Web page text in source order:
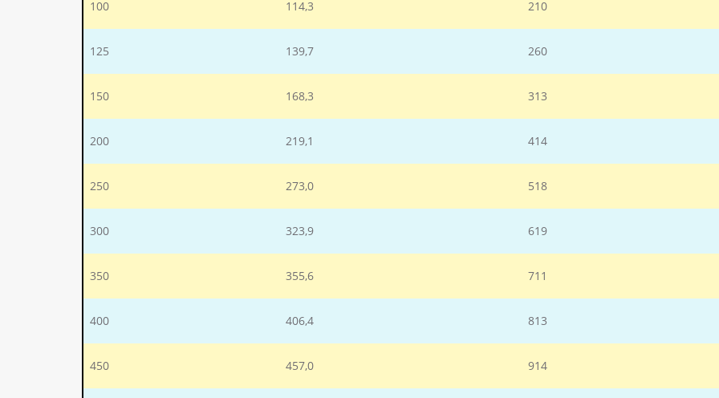
100 114,3 210
125 139,7 260
150 168,3 313
200 219,1 414
250 273,0 518
300 323,9 619
350 355,6 711
400 406,4 813
450 457,0 914